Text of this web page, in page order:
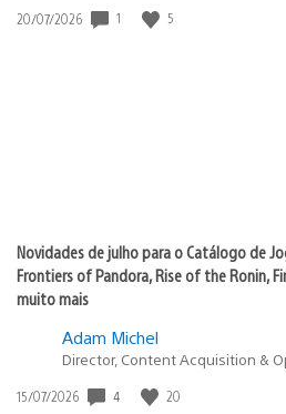
Data
20/07/2026 1 5
Novidades de julho para o Catálogo de
Frontiers of Pandora, Rise of the Ronin,
muito mais
Adam Michel
Director, Content Acquisition &
Data
15/07/2026 4 20